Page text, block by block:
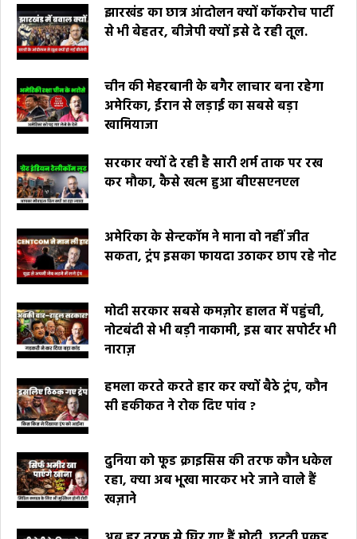
झारखंड का छात्र आंदोलन क्यों कॉकरोच पार्टी
से भी बेहतर, बीजेपी क्यों इसे दे रही तूल.
चीन की मेहरबानी के बगैर लाचार बना रहेगा
अमेरिका, ईरान से लड़ाई का सबसे बड़ा
खामियाजा
सरकार क्यों दे रही है सारी शर्म ताक पर रख
कर मौका, कैसे खत्म हुआ बीएसएनएल
अमेरिका के सेन्टकॉम ने माना वो नहीं जीत
सकता, ट्रंप इसका फायदा उठाकर छाप रहे नोट
मोदी सरकार सबसे कमज़ोर हालत में पहुंची,
नोटबंदी से भी बड़ी नाकामी, इस बार सपोर्टर भी
नाराज़
हमला करते करते हार कर क्यों बैठे ट्रंप, कौन
सी हकीकत ने रोक दिए पांव ?
दुनिया को फूड क्राइसिस की तरफ कौन धकेल
रहा, क्या अब भूखा मारकर भरे जाने वाले हैं
खज़ाने